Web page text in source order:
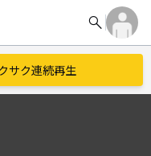
search
サク連続再生